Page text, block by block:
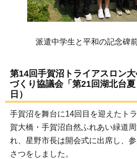
派遣中学生と平和の記念碑
第14回手賀沼トライアスロン
づくり協議会「第21回湖北台
日）
手賀沼を舞台に14回目を迎えたト
賀大橋・手賀沼自然ふれあい緑道
れ、星野市長は開会式に出席し、
さつをしました。